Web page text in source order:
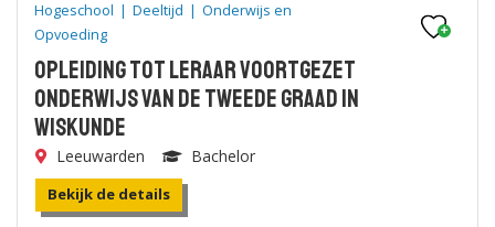
Hogeschool | Deeltijd | Onderwijs en
Opvoeding
Opleiding tot leraar voortgezet
onderwijs van de tweede graad in
Wiskunde
Leeuwarden Bachelor
Bekijk de details